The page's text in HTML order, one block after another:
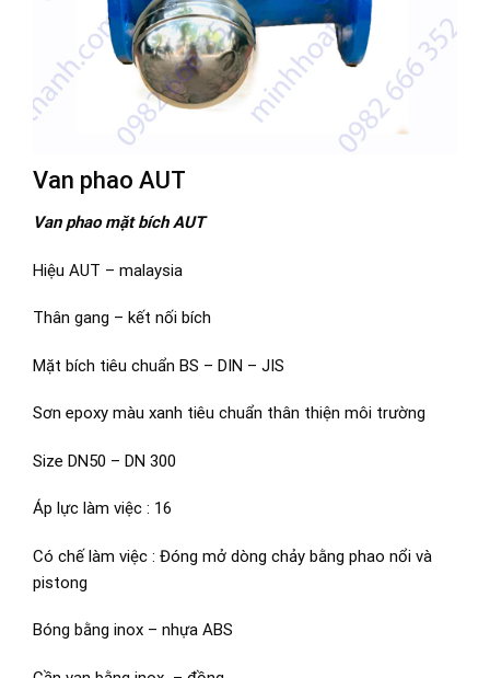
Van phao AUT
Van phao mặt bích AUT
Hiệu AUT – malaysia
Thân gang – kết nối bích
Mặt bích tiêu chuẩn BS – DIN – JIS
Sơn epoxy màu xanh tiêu chuẩn thân thiện môi trường
Size DN50 – DN 300
Áp lực làm việc : 16
Có chế làm việc : Đóng mở dòng chảy bằng phao nổi và
pistong
Bóng bằng inox – nhựa ABS